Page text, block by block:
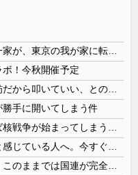
ボ！今秋開催予定
手に開いてしまう件